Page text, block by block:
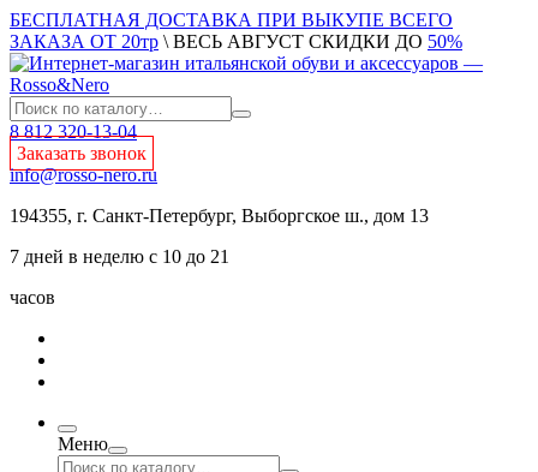
БЕСПЛАТНАЯ ДОСТАВКА ПРИ ВЫКУПЕ ВСЕГО
ЗАКАЗА ОТ 20тр \ ВЕСЬ АВГУСТ СКИДКИ ДО 50%
8 812 320-13-04
Заказать звонок
info@rosso-nero.ru
194355, г. Санкт-Петербург, Выборгское ш., дом 13
7 дней в неделю с 10 до 21
часов
Меню